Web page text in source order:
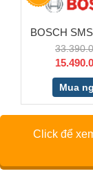
BOSCH
Mua
Click để